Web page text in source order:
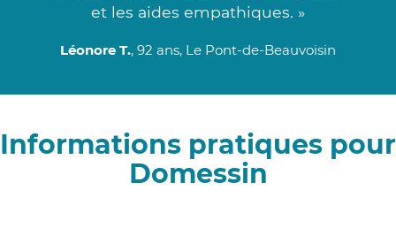
et les aides empathiques. »
Léonore T., 92 ans, Le Pont-de-Beauvoisin
Informations pratiques pour
Domessin